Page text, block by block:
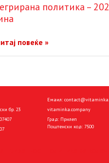
политика –
повеќе »
бр. 23
Емаил:
vitaminka.company
Град: Прилеп
Поштенски код: 7500